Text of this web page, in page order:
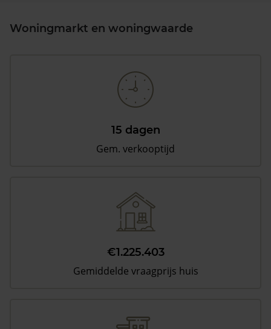
Woningmarkt en woningwaarde
15 dagen
Gem. verkooptijd
€1.225.403
Gemiddelde vraagprijs huis